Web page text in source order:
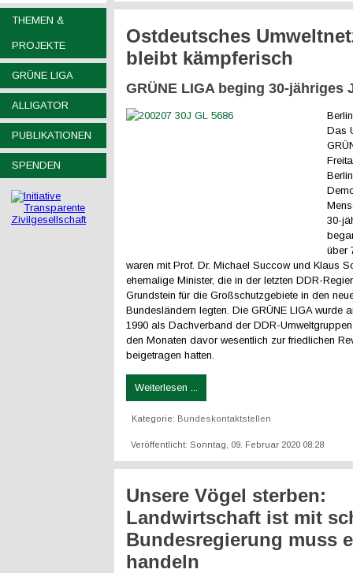
THEMEN &
PROJEKTE
GRÜNE LIGA
ALLIGATOR
PUBLIKATIONEN
SPENDEN
Ostdeutsches
bleibt kämpferisch
GRÜNE LIGA beging 30-jähriges
Das
30-
über
waren mit Prof. Dr. Michael Succow und Klaus
ehemalige Minister, die in der letzten DDR-
Grundstein für die Großschutzgebiete in den
Bundesländern legten. Die GRÜNE LIGA wurde
1990 als Dachverband der DDR-
den Monaten davor wesentlich zur friedlichen
beigetragen hatten.
Weiterlesen ...
Kategorie: Bundeskontaktstellen
Veröffentlicht: Sonntag, 09. Februar 2020 08:28
Unsere Vögel sterben:
Landwirtschaft ist mit
Bundesregierung muss
handeln